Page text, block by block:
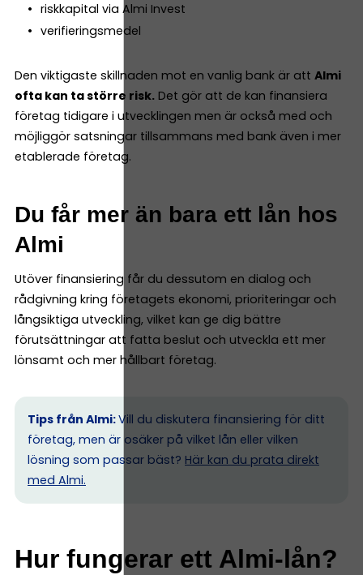
riskkapital via Almi Invest
verifieringsmedel
Den viktigaste skillnaden mot en vanlig bank är att Almi
ofta kan ta större risk. Det gör att de kan finansiera
företag tidigare i utvecklingen men är också med och
möjliggör satsningar tillsammans med bank även i mer
etablerade företag.
Du får mer än bara ett lån hos
Almi
Utöver finansiering får du dessutom en dialog och
rådgivning kring företagets ekonomi, prioriteringar och
långsiktiga utveckling, vilket kan ge dig bättre
förutsättningar att fatta beslut och utveckla ett mer
lönsamt och mer hållbart företag.
Tips från Almi:Vill du diskutera finansiering för ditt
företag, men är osäker på vilket lån eller vilken
lösning som passar bäst? Här kan du prata direkt
med Almi.
Hur fungerar ett Almi-lån?